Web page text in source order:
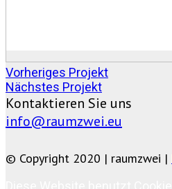
Vorheriges Projekt
Nächstes Projekt
Kontaktieren Sie uns
info@raumzwei.eu
© Copyright 2020 | raumzwei |